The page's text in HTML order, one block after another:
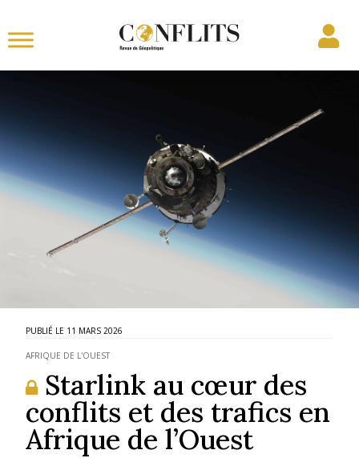
11 MARS 2026
AFRIQUE DE L'OUEST
Starlink au cœur des
conflits et des trafics en
Afrique de l’Ouest